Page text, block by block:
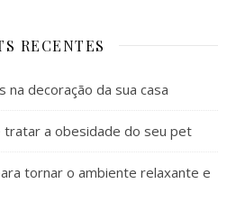
RECENTES
na decoração da sua casa
tratar a obesidade do seu pet
tornar o ambiente relaxante e